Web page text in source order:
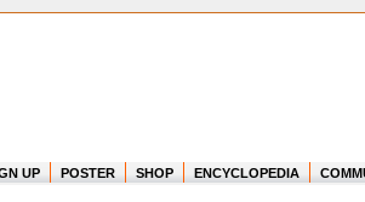
UP POSTER SHOP ENCYCLOPEDIA